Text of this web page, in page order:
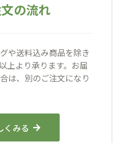
の流れ
や送料込み商品を除き
上より承ります。お届
は、別のご注文になり
くみる